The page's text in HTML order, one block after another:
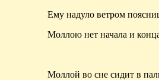
Ему надуло ветром
Моллою нет начала и
Моллой во сне сидит в